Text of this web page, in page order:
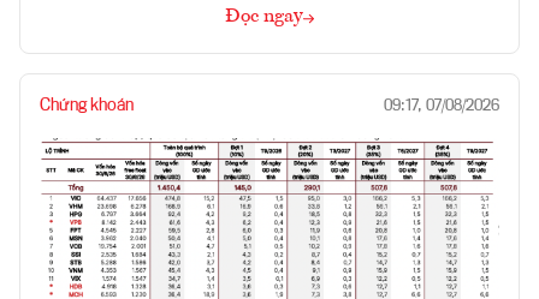
Đọc ngay
Chứng khoán 09:17, 07/08/2026